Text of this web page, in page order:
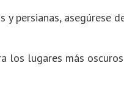
y persianas, asegúrese
los lugares más